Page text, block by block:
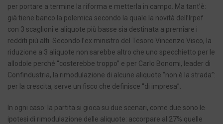
per portare a termine la riforma e metterla in campo. Ma tant’è:
già tiene banco la polemica secondo la quale la novità dell’Irpef
con 3 scaglioni e aliquote più basse sia destinata a premiare i
redditi più alti. Secondo l’ex ministro del Tesoro Vincenzo Visco, la
riduzione a 3 aliquote non sarebbe altro che uno specchietto per le
allodole perché “costerebbe troppo” e per Carlo Bonomi, leader di
Confindustria, la rimodulazione di alcune aliquote “non è la strada”:
per la crescita, serve un fisco che definisce “di impresa”.
In ogni caso: la partita si gioca su due scenari, come due sono le
ipotesi di rimodulazione delle aliquote: accorpare al 27% quelle